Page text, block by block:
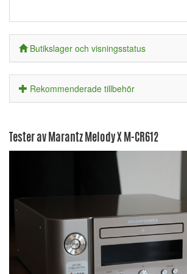
Butikslager och visningsstatus
Rekommenderade tillbehör
Tester av Marantz Melody X M-CR612